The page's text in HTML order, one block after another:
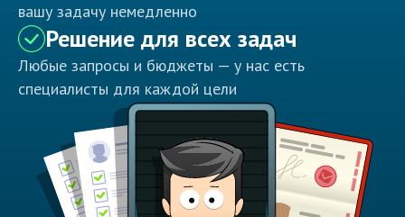
вашу задачу немедленно
Решение для всех задач
Любые запросы и бюджеты — у нас есть
специалисты для каждой цели